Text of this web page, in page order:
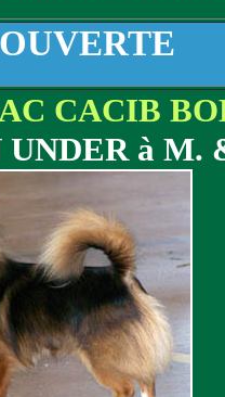
CACIB
UNDER à M.